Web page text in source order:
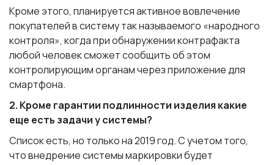
Кроме этого, планируется активное вовлечение
покупателей в систему так называемого «народного
контроля», когда при обнаружении контрафакта
любой человек сможет сообщить об этом
контролирующим органам через приложение для
смартфона.
2. Кроме гарантии подлинности изделия какие
еще есть задачи у системы?
Список есть, но только на 2019 год. С учетом того,
что внедрение системы маркировки будет